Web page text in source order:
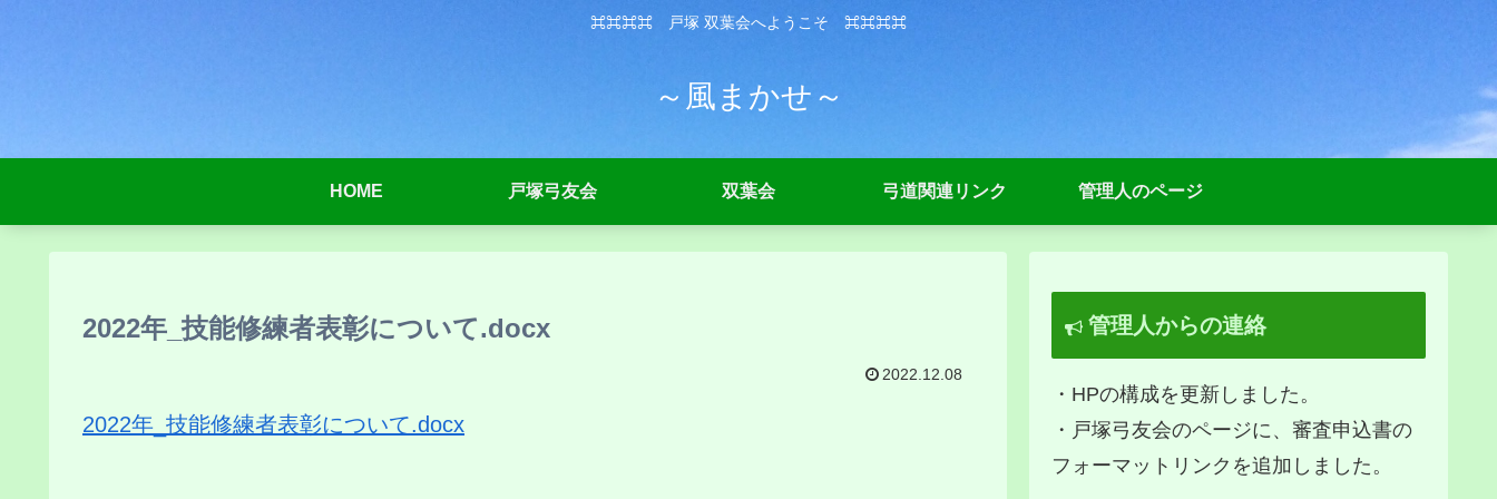
⌘⌘⌘⌘ 戸塚 双葉会へようこそ ⌘⌘⌘⌘
～風まかせ～
HOME 戸塚弓友会 双葉会 弓道関連リンク 管理人のページ
2022年_技能修練者表彰について.docx
2022.12.08
2022年_技能修練者表彰について.docx
管理人からの連絡
・HPの構成を更新しました。
・戸塚弓友会のページに、審査申込書の
フォーマットリンクを追加しました。